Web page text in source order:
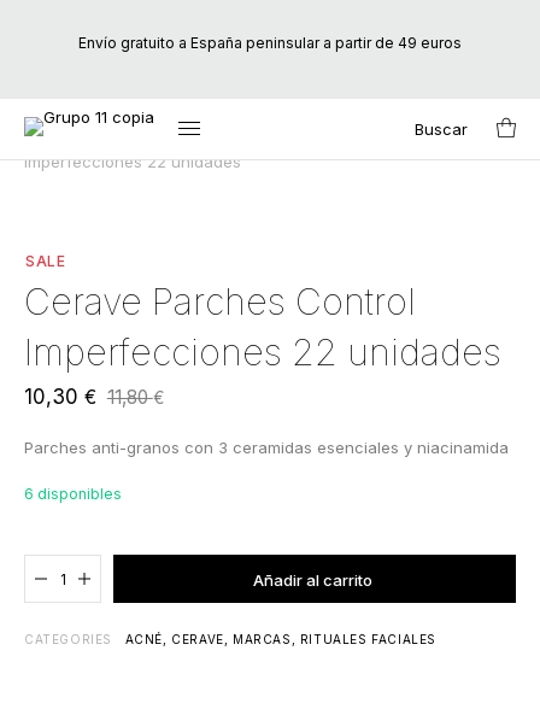
Envío gratuito a España peninsular a partir de 49 euros
Buscar
Search
for:
Inicio CeraVe
Imperfecciones 22 unidades
SALE
Cerave Parches Control
Imperfecciones 22 unidades
11,80€
El
original
11,80 €.
10,30 €
El
actual
10,30 €.
Parches anti-granos con 3 ceramidas esenciales y niacinamida
6 disponibles
Añadir al carrito
Agregado al carrito
CATEGORIES ACNÉ CERAVE MARCAS RITUALES FACIALES